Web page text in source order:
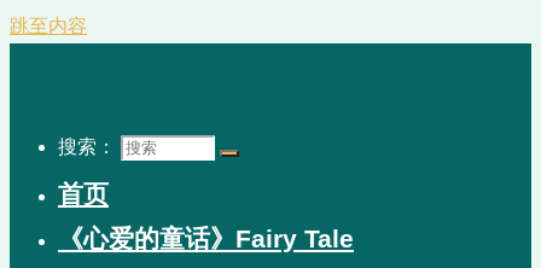
跳至内容
搜索：
首页
《心爱的童话》Fairy Tale